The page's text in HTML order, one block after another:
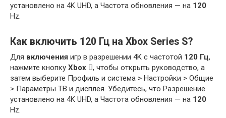
установлено на 4K UHD, а Частота обновления — на 120
Hz.
Как включить 120 Гц на Xbox Series S?
Для включения игр в разрешении 4K с частотой 120 Гц,
нажмите кнопку Xbox , чтобы открыть руководство, а
затем выберите Профиль и система > Настройки > Общие
> Параметры ТВ и дисплея. Убедитесь, что Разрешение
установлено на 4K UHD, а Частота обновления — на 120
Hz.